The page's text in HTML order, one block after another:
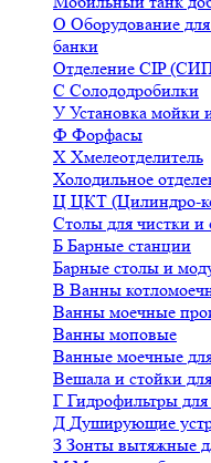
О Оборудование
банки
Отделение CIP
С Солододробилки
У Установка мойки
Ф Форфасы
Х Хмелеотделитель
Холодильное
Ц ЦКТ (Цилиндро-
Столы для чистки
Б Барные станции
Барные столы и
В Ванны
Ванны моечные
Ванны моповые
Ванные моечные
Вешала и стойки
Г Гидрофильтры для
Д Душирующие
З Зонты вытяжные